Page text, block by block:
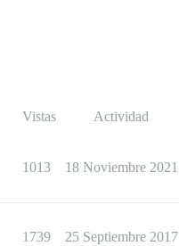
Vistas Actividad
1013 18 Noviembre 2021
1739 25 Septiembre 2017